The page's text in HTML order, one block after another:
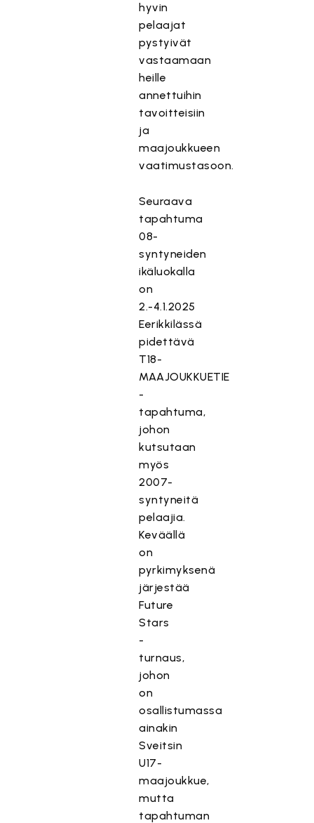
hyvin
pelaajat
pystyivät
vastaamaan
heille
annettuihin
tavoitteisiin
ja
maajoukkueen
vaatimustasoon.
Seuraava
tapahtuma
08-
syntyneiden
ikäluokalla
on
2.-4.1.2025
Eerikkilässä
pidettävä
T18-
MAAJOUKKUETIE
-
tapahtuma,
johon
kutsutaan
myös
2007-
syntyneitä
pelaajia.
Keväällä
on
pyrkimyksenä
järjestää
Future
Stars
-
turnaus,
johon
on
osallistumassa
ainakin
Sveitsin
U17-
maajoukkue,
mutta
tapahtuman